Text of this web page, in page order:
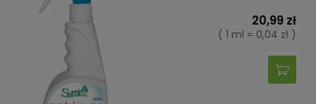
20,99 zł
( 1 ml = 0,04 zł )